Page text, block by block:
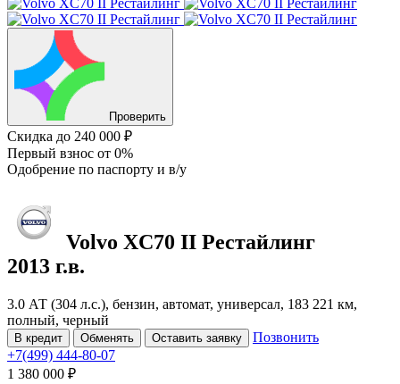
Проверить
Скидка до 240 000 ₽
Первый взнос от 0%
Одобрение по паспорту и в/у
Volvo XC70 II Рестайлинг
2013 г.в.
3.0 АТ (304 л.с.), бензин, автомат, универсал, 183 221 км,
полный, черный
В кредит Обменять Оставить заявку
Позвонить
+7(499) 444-80-07
1 380 000 ₽